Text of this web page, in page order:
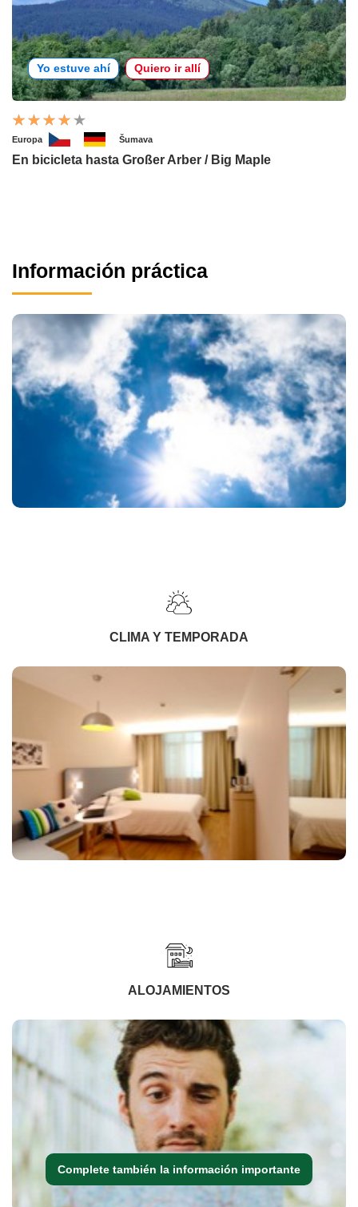
Yo estuve ahí Quiero ir allí
Europa Šumava
En bicicleta hasta Großer Arber / Big Maple
Información práctica
CLIMA Y TEMPORADA
ALOJAMIENTOS
Complete también la información importante